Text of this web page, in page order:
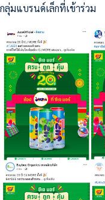
กลุ่มแบรนด์เล็กที่เข้าร่วม